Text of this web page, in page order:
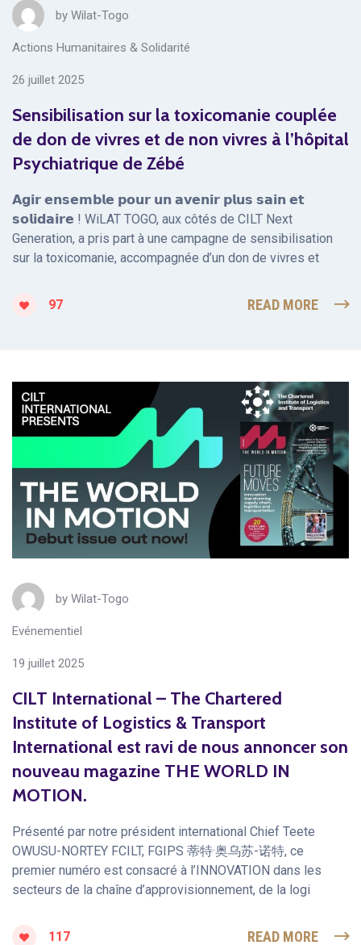
by Wilat-Togo
Actions Humanitaires & Solidarité
26 juillet 2025
Sensibilisation sur la toxicomanie couplée
de don de vivres et de non vivres à l’hôpital
Psychiatrique de Zébé
𝗔𝗴𝗶𝗿 𝗲𝗻𝘀𝗲𝗺𝗯𝗹𝗲 𝗽𝗼𝘂𝗿 𝘂𝗻 𝗮𝘃𝗲𝗻𝗶𝗿 𝗽𝗹𝘂𝘀 𝘀𝗮𝗶𝗻 𝗲𝘁
𝘀𝗼𝗹𝗶𝗱𝗮𝗶𝗿𝗲 ! WiLAT TOGO, aux côtés de CILT Next
Generation, a pris part à une campagne de sensibilisation
sur la toxicomanie, accompagnée d’un don de vivres et
97 READ MORE
by Wilat-Togo
Evénementiel
19 juillet 2025
CILT International – The Chartered
Institute of Logistics & Transport
International est ravi de nous annoncer son
nouveau magazine THE WORLD IN
MOTION.
Présenté par notre président international Chief Teete
OWUSU-NORTEY FCILT, FGIPS 蒂特·奥乌苏-诺特, ce
premier numéro est consacré à l’INNOVATION dans les
secteurs de la chaîne d’approvisionnement, de la logi
117 READ MORE